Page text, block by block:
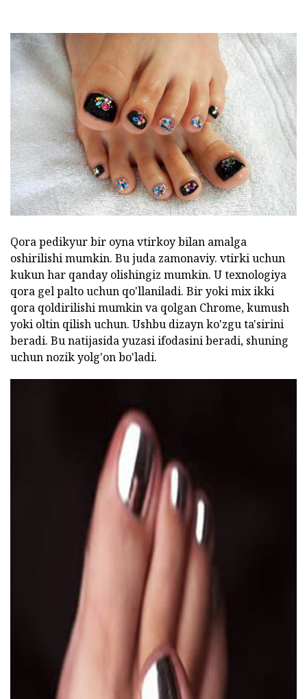
Qora pedikyur bir oyna vtirkoy bilan amalga
oshirilishi mumkin. Bu juda zamonaviy. vtirki uchun
kukun har qanday olishingiz mumkin. U texnologiya
qora gel palto uchun qo'llaniladi. Bir yoki mix ikki
qora qoldirilishi mumkin va qolgan Chrome, kumush
yoki oltin qilish uchun. Ushbu dizayn ko'zgu ta'sirini
beradi. Bu natijasida yuzasi ifodasini beradi, shuning
uchun nozik yolg'on bo'ladi.